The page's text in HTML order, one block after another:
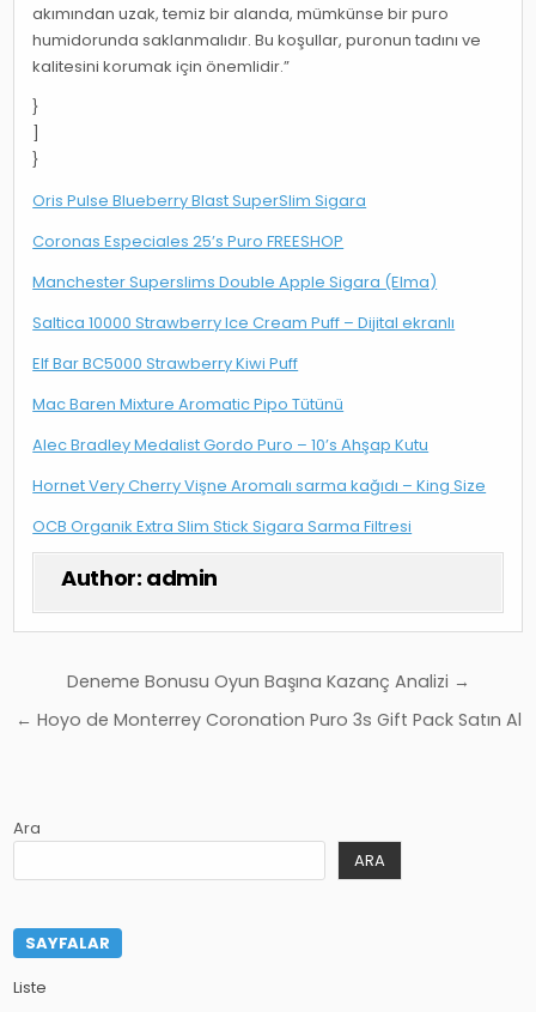
akımından uzak, temiz bir alanda, mümkünse bir puro
humidorunda saklanmalıdır. Bu koşullar, puronun tadını ve
kalitesini korumak için önemlidir.”
}
]
}
Oris Pulse Blueberry Blast SuperSlim Sigara
Coronas Especiales 25’s Puro FREESHOP
Manchester Superslims Double Apple Sigara (Elma)
Saltica 10000 Strawberry Ice Cream Puff – Dijital ekranlı
Elf Bar BC5000 Strawberry Kiwi Puff
Mac Baren Mixture Aromatic Pipo Tütünü
Alec Bradley Medalist Gordo Puro – 10’s Ahşap Kutu
Hornet Very Cherry Vişne Aromalı sarma kağıdı – King Size
OCB Organik Extra Slim Stick Sigara Sarma Filtresi
Author: admin
Yazı
gezinmesi
Deneme Bonusu Oyun Başına Kazanç Analizi →
← Hoyo de Monterrey Coronation Puro 3s Gift Pack Satın Al
Ara
ARA
SAYFALAR
Liste